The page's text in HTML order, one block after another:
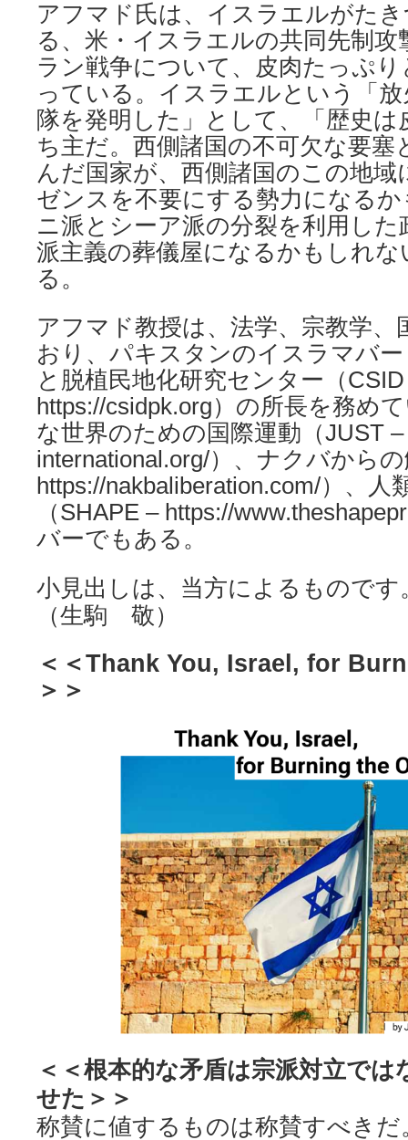
アフマド氏は、イスラエルがた
る、米・イスラエルの共同先制
ラン戦争について、皮肉たっぷ
っている。イスラエルという「
隊を発明した」として、「歴史
ち主だ。西側諸国の不可欠な要塞
んだ国家が、西側諸国のこの地
ゼンスを不要にする勢力になる
ニ派とシーア派の分裂を利用した
派主義の葬儀屋になるかもしれ
る。
アフマド教授は、法学、宗教学、
おり、パキスタンのイスラマバ
と脱植民地化研究センター（
https://csidpk.org）の所長を務め
な世界のための国際運動（JUST
international.org/）、ナクバから
https://nakbaliberation.com/）、人
（SHAPE – https://
バーでもある。
小見出しは、当方によるものです
（生駒 敬）
＜＜Thank You, Israel, for
＞＞
＜＜根本的な矛盾は宗派対立で
せた＞＞
称賛に値するものは称賛すべき